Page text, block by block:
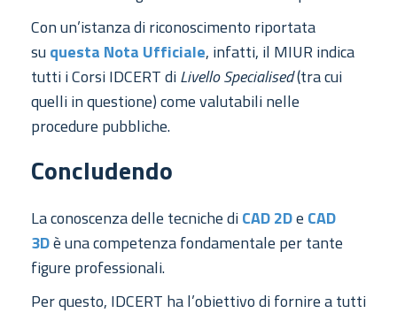
Con un’istanza di riconoscimento riportata
su questa Nota Ufficiale, infatti, il MIUR indica
tutti i Corsi IDCERT diLivello Specialised(tra cui
quelli in questione) come valutabili nelle
procedure pubbliche.
Concludendo
La conoscenza delle tecniche diCAD 2De CAD
3Dè una competenza fondamentale per tante
figure professionali.
Per questo, IDCERT ha l’obiettivo di fornire a tutti